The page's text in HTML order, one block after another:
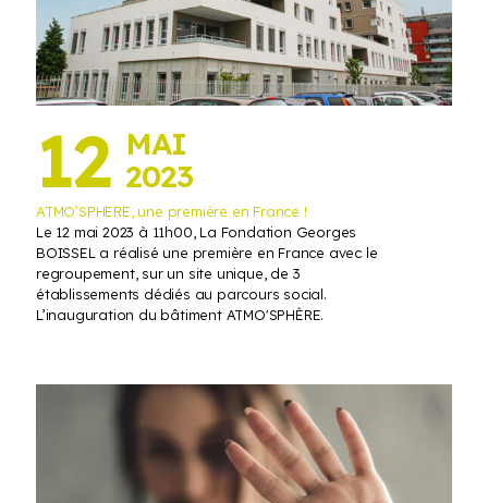
12 MAI
2023
ATMO’SPHERE, une première en France !
Le 12 mai 2023 à 11h00, La Fondation Georges
BOISSEL a réalisé une première en France avec le
regroupement, sur un site unique, de 3
établissements dédiés au parcours social.
L’inauguration du bâtiment ATMO'SPHÈRE.